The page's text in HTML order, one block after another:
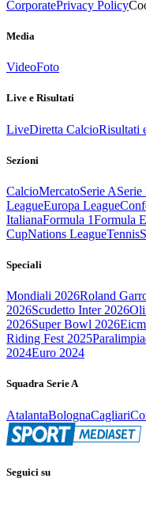
CorporatePrivacy Policy
Media
VideoFoto
Live e Risultati
LiveDiretta CalcioRisultati
Sezioni
CalcioMercatoSerie ASerie
LeagueEuropa League
ItalianaFormula 1Formula E
CupNations LeagueTennis
Speciali
Mondiali 2026Roland
2026Scudetto Inter 2026
2026Super Bowl 2026
Riding Fest 2025
2024Euro 2024
Squadra Serie A
AtalantaBolognaCagliari
Seguici su